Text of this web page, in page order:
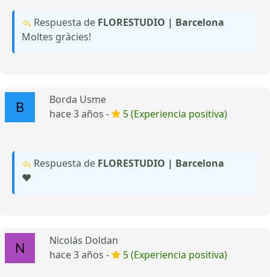
Respuesta de FLORESTUDIO | Barcelona
Moltes gràcies!
Borda Usme
hace 3 años -
5 (Experiencia positiva)
Respuesta de FLORESTUDIO | Barcelona
❤️
Nicolás Doldan
hace 3 años -
5 (Experiencia positiva)